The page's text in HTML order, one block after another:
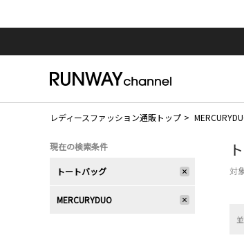
レディースファッション通販トップ
対
現在の検索条件
トートバッグ
MERCURYDUO